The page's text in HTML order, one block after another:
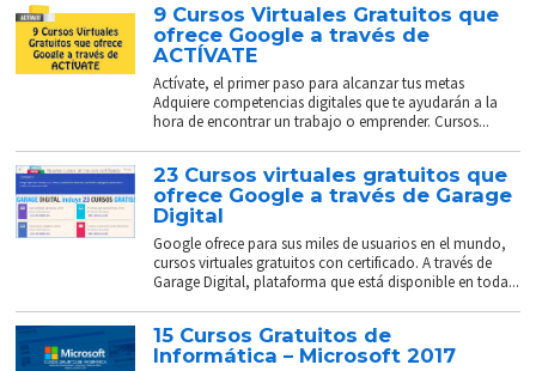
9 Cursos Virtuales Gratuitos que
ofrece Google a través de
ACTÍVATE
Actívate, el primer paso para alcanzar tus metas
Adquiere competencias digitales que te ayudarán a la
hora de encontrar un trabajo o emprender. Cursos...
23 Cursos virtuales gratuitos que
ofrece Google a través de Garage
Digital
Google ofrece para sus miles de usuarios en el mundo,
cursos virtuales gratuitos con certificado. A través de
Garage Digital, plataforma que está disponible en toda...
15 Cursos Gratuitos de
Informática – Microsoft 2017